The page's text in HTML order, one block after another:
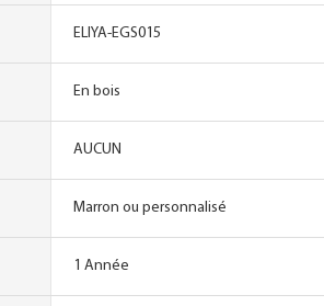
ELIYA-EGS015
En bois
AUCUN
Marron ou personnalisé
1 Année